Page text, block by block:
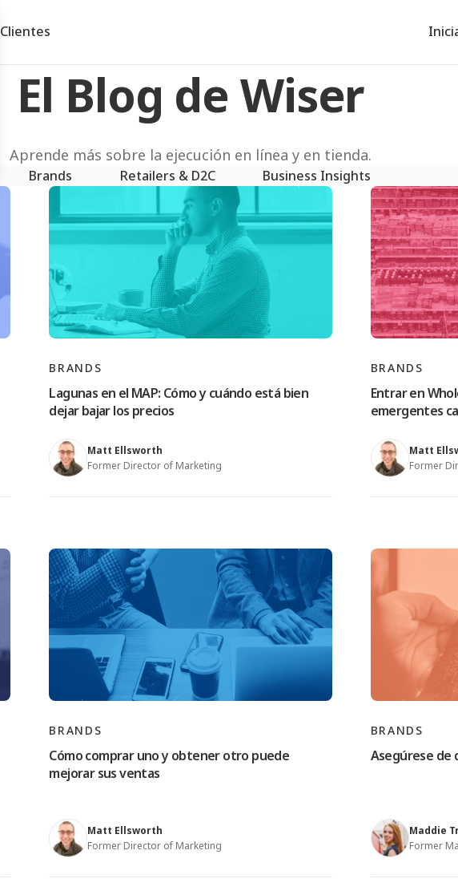
Clientes
El Blog de Wiser
Aprende más sobre la ejecución en línea y en tienda.
Brands Retailers & D2C Business Insights
BRANDS
Lagunas en el MAP: Cómo y cuándo está bien
dejar bajar los precios
Matt Ellsworth
Former Director of Marketing
BRANDS
Entrar en
emergentes
Matt
Former
BRANDS
Cómo comprar uno y obtener otro puede
mejorar sus ventas
Matt Ellsworth
Former Director of Marketing
BRANDS
Asegúrese de
Maddie
Former